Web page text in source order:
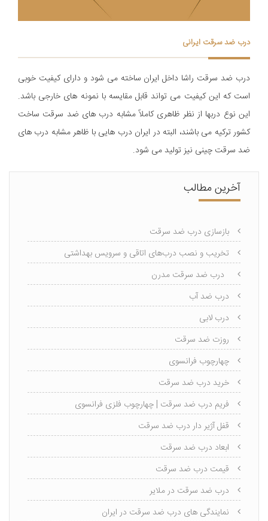
درب ضد سرقت ایرانی
درب ضد سرقت راشا داخل ایران ساخته می شود و دارای کیفیت خوبی
است که این کیفیت می تواند قابل مقایسه با نمونه های خارجی باشد.
اين نوع دربها از نظر ظاهری کاملاً مشابه درب های ضد سرقت ساخت
کشور ترکیه می باشند، البته در ایران درب هایی با ظاهر مشابه درب های
ضد سرقت چینی نیز تولید می شود.
آخرین مطالب
بازسازی درب ضد سرقت
تخریب و نصب درب‌های اتاقی و سرویس بهداشتی
درب ضد سرقت مدرن
درب ضد آب
درب لابی
روزت ضد سرقت
چهارچوب فرانسوی
خرید درب ضد سرقت
فریم درب ضد سرقت | چهارچوب فلزی فرانسوی
قفل آژیر دار درب ضد سرقت
ابعاد درب ضد سرقت
قیمت درب ضد سرقت
درب ضد سرقت در ملایر
نمایندگی های درب ضد سرقت در ایران